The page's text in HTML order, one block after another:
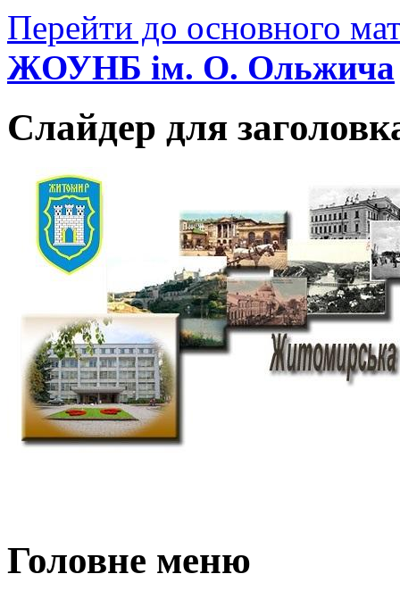
Перейти до основного
ЖОУНБ ім. О. Ольжича
Слайдер для
Головне меню